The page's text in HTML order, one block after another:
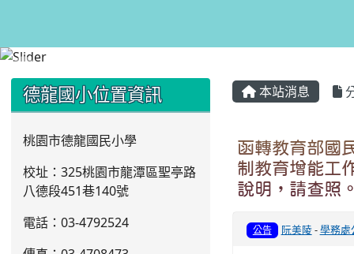
本站消息
函轉教育部國
制教育增能工
說明，請查照
公告 阮美陵-學務處
::: 德龍國小位置資訊
桃園市德龍國民小學
校址：325桃園市龍潭區聖亭路
八德段451巷140號
電話：03-4792524